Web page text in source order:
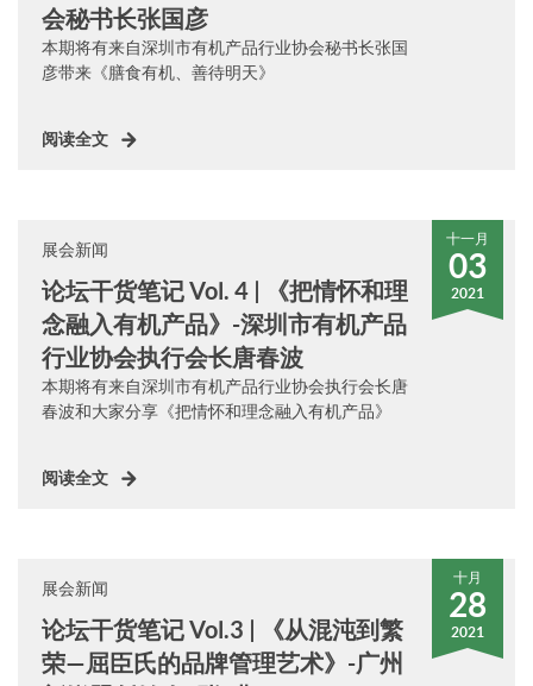
会秘书长张国彦
本期将有来自深圳市有机产品行业协会秘书长张国
彦带来《膳食有机、善待明天》
阅读全文
十一月
03
2021
展会新闻
论坛干货笔记 Vol. 4 | 《把情怀和理
念融入有机产品》-深圳市有机产品
行业协会执行会长唐春波
本期将有来自深圳市有机产品行业协会执行会长唐
春波和大家分享《把情怀和理念融入有机产品》
阅读全文
十月
28
2021
展会新闻
论坛干货笔记 Vol.3 | 《从混沌到繁
荣—屈臣氏的品牌管理艺术》-广州